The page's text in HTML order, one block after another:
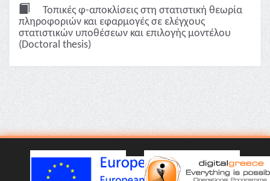
Τοπικές φ-αποκλίσεις στη στατιστική θεωρία
πληροφοριών και εφαρμογές σε ελέγχους
στατιστικών υποθέσεων και επιλογής μοντέλου
(Doctoral thesis)